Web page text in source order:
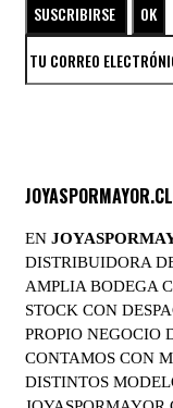
JOYASPORMAYOR.CL
EN
DISTRIBUIDORA
AMPLIA BODEGA
STOCK CON
PROPIO NEGOCIO
CONTAMOS CON
DISTINTOS